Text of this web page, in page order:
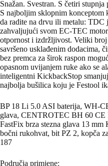
Snažan. Svestran. S četiri
S najboljim sklopnim
da radite na drvu ili metalu:
zahvaljujući svom EC-TEC
otpornost i izdržljivost. Veliki
savršeno usklađenim dodacima,
bez premca za širok raspon
opasnom uvijanjem ruke ako se
inteligentni KickbackStop
najbolja bušilica koju je Festool
BP 18 Li 5.0 ASI baterija, WH-
glava, CENTROTEC BH 60 CE
FastFix brza stezna glava 13
bočni rukohvat, bit PZ 2, kopča
187
Područja primjene: